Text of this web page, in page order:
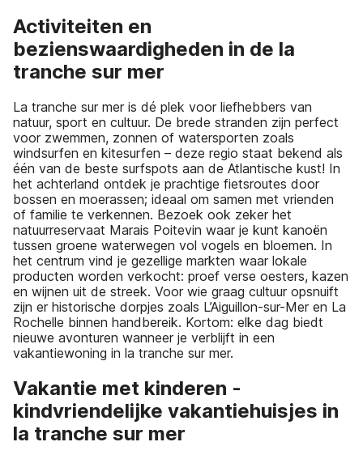
Activiteiten en
bezienswaardigheden in de la
tranche sur mer
La tranche sur mer is dé plek voor liefhebbers van
natuur, sport en cultuur. De brede stranden zijn perfect
voor zwemmen, zonnen of watersporten zoals
windsurfen en kitesurfen – deze regio staat bekend als
één van de beste surfspots aan de Atlantische kust! In
het achterland ontdek je prachtige fietsroutes door
bossen en moerassen; ideaal om samen met vrienden
of familie te verkennen. Bezoek ook zeker het
natuurreservaat Marais Poitevin waar je kunt kanoën
tussen groene waterwegen vol vogels en bloemen. In
het centrum vind je gezellige markten waar lokale
producten worden verkocht: proef verse oesters, kazen
en wijnen uit de streek. Voor wie graag cultuur opsnuift
zijn er historische dorpjes zoals L’Aiguillon-sur-Mer en La
Rochelle binnen handbereik. Kortom: elke dag biedt
nieuwe avonturen wanneer je verblijft in een
vakantiewoning in la tranche sur mer.
Vakantie met kinderen -
kindvriendelijke vakantiehuisjes in
la tranche sur mer